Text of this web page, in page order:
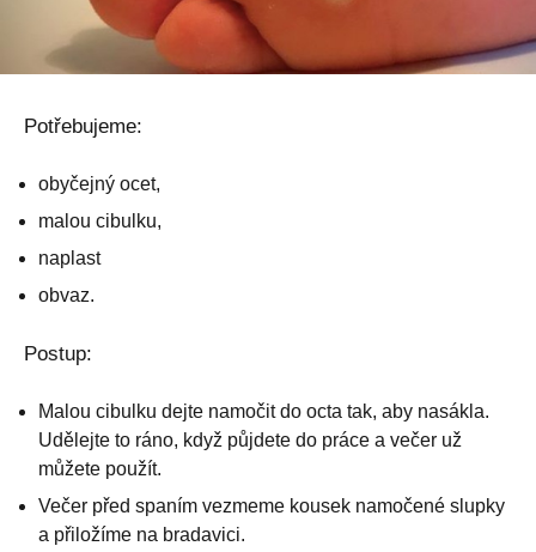
Potřebujeme:
obyčejný ocet,
malou cibulku,
naplast
obvaz.
Postup:
Malou cibulku dejte namočit do octa tak, aby nasákla.
Udělejte to ráno, když půjdete do práce a večer už
můžete použít.
Večer před spaním vezmeme kousek namočené slupky
a přiložíme na bradavici.